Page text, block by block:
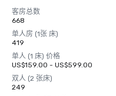
客房总数
668
单人房 (1张 床)
419
单人 (1 床) 价格
US$159.00 - US$599.00
双人 (2 张床)
249